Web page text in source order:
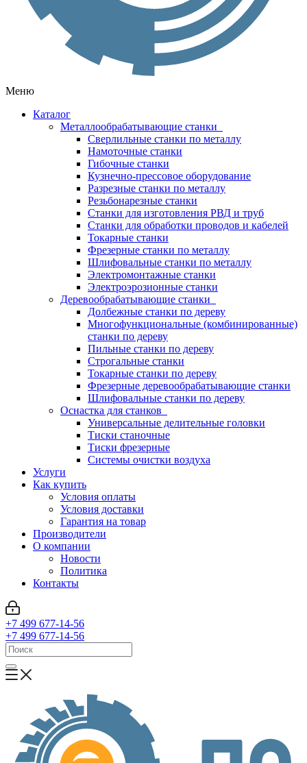
Меню
Каталог
Металлообрабатывающие станки
Сверлильные станки по металлу
Намоточные станки
Гибочные станки
Кузнечно-прессовое оборудование
Разрезные станки по металлу
Резьбонарезные станки
Станки для изготовления РВД и труб
Станки для обработки проводов и кабелей
Токарные станки
Фрезерные станки по металлу
Шлифовальные станки по металлу
Электромонтажные станки
Электроэрозионные станки
Деревообрабатывающие станки
Долбежные станки по дереву
Многофункциональные (комбинированные)
станки по дереву
Пильные станки по дереву
Строгальные станки
Токарные станки по дереву
Фрезерные деревообрабатывающие станки
Шлифовальные станки по дереву
Оснастка для станков
Универсальные делительные головки
Тиски станочные
Тиски фрезерные
Системы очистки воздуха
Услуги
Как купить
Условия оплаты
Условия доставки
Гарантия на товар
Производители
О компании
Новости
Политика
Контакты
+7 499 677-14-56
+7 499 677-14-56